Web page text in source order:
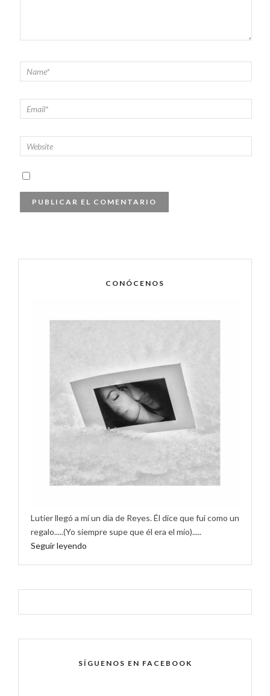
CONÓCENOS
Lutier llegó a mí un día de Reyes. Él dice que fui como un
regalo.....(Yo siempre supe que él era el mío).....
Seguir leyendo
SÍGUENOS EN FACEBOOK